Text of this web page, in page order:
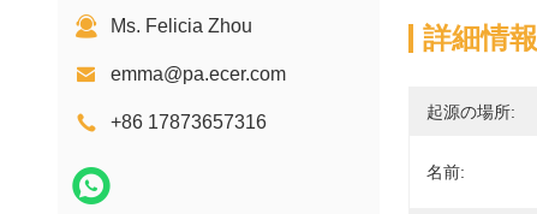
Ms. Felicia Zhou
emma@pa.ecer.com
+86 17873657316
詳細情報
起源の場所:
名前: